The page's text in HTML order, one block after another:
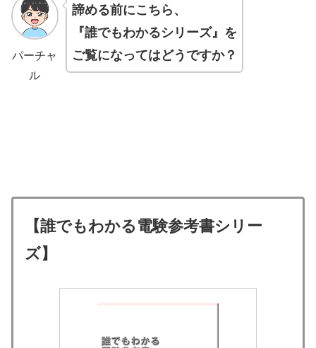
パーチャ
ル
諦める前にこちら、
『誰でもわかるシリーズ』を
ご覧になってはどうですか？
【誰でもわかる電験参考書シリー
ズ】